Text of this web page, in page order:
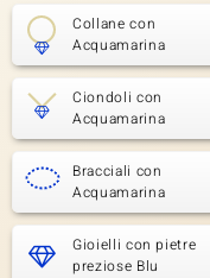
Collane con
Acquamarina
Ciondoli con
Acquamarina
Bracciali con
Acquamarina
Gioielli con pietre
preziose Blu